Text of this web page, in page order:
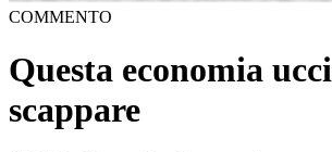
COMMENTO
Questa economia
scappare